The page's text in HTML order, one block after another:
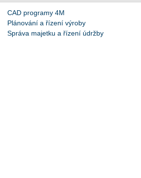
CAD programy 4M
Plánování a řízení výroby
Správa majetku a řízení údržby